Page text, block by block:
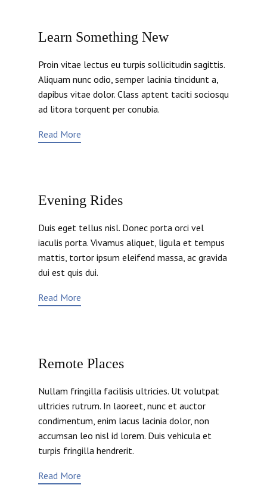
Learn Something New
Proin vitae lectus eu turpis sollicitudin sagittis.
Aliquam nunc odio, semper lacinia tincidunt a,
dapibus vitae dolor. Class aptent taciti sociosqu
ad litora torquent per conubia.
Read More
Evening Rides
Duis eget tellus nisl. Donec porta orci vel
iaculis porta. Vivamus aliquet, ligula et tempus
mattis, tortor ipsum eleifend massa, ac gravida
dui est quis dui.
Read More
Remote Places
Nullam fringilla facilisis ultricies. Ut volutpat
ultricies rutrum. In laoreet, nunc et auctor
condimentum, enim lacus lacinia dolor, non
accumsan leo nisl id lorem. Duis vehicula et
turpis fringilla hendrerit.
Read More